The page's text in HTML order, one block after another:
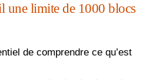
une limite de 1000 blocs
de comprendre ce qu’est